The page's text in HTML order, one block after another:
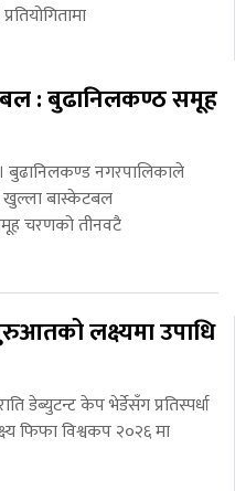
: बुढानिलकण्ठ समूह
बुढानिलकण्ड नगरपालिकाले
खुल्ला बास्केटबल
चरणको तीनवटै
लक्ष्यमा उपाधि
डेब्युटन्ट केप भेर्डेसँग प्रतिस्पर्धा
फिफा विश्वकप २०२६ मा